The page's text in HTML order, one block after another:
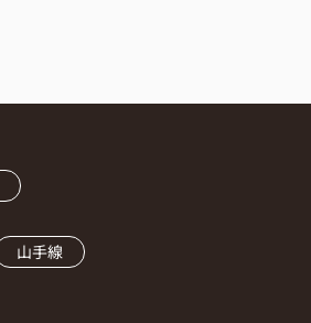
山手線